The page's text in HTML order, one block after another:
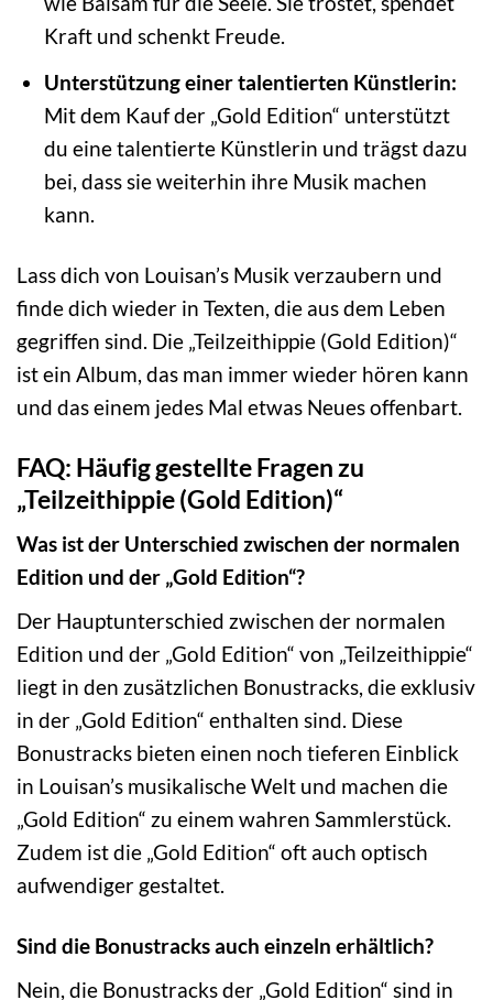
Kraft und schenkt Freude.
Unterstützung einer talentierten Künstlerin:
Mit dem Kauf der „Gold Edition“ unterstützt
du eine talentierte Künstlerin und trägst dazu
bei, dass sie weiterhin ihre Musik machen
kann.
Lass dich von Louisan’s Musik verzaubern und
finde dich wieder in Texten, die aus dem Leben
gegriffen sind. Die „Teilzeithippie (Gold Edition)“
ist ein Album, das man immer wieder hören kann
und das einem jedes Mal etwas Neues offenbart.
FAQ: Häufig gestellte Fragen zu
„Teilzeithippie (Gold Edition)“
Was ist der Unterschied zwischen der normalen
Edition und der „Gold Edition“?
Der Hauptunterschied zwischen der normalen
Edition und der „Gold Edition“ von „Teilzeithippie“
liegt in den zusätzlichen Bonustracks, die exklusiv
in der „Gold Edition“ enthalten sind. Diese
Bonustracks bieten einen noch tieferen Einblick
in Louisan’s musikalische Welt und machen die
„Gold Edition“ zu einem wahren Sammlerstück.
Zudem ist die „Gold Edition“ oft auch optisch
aufwendiger gestaltet.
Sind die Bonustracks auch einzeln erhältlich?
Nein, die Bonustracks der „Gold Edition“ sind in